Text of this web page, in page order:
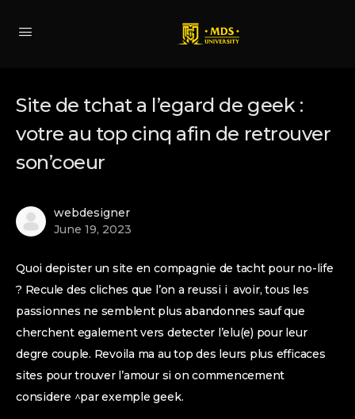
Site de tchat a l’egard de geek :
votre au top cinq afin de retrouver
son’coeur
webdesigner
June 19, 2023
Quoi depister un site en compagnie de tacht pour no-life
? Recule des cliches que l’on a reussi i avoir, tous les
passionnes ne semblent plus abandonnes sauf que
cherchent egalement vers detecter l’elu(e) pour leur
degre couple. Revoila ma au top des leurs plus efficaces
sites pour trouver l’amour si on commencement
considere ^par exemple geek.